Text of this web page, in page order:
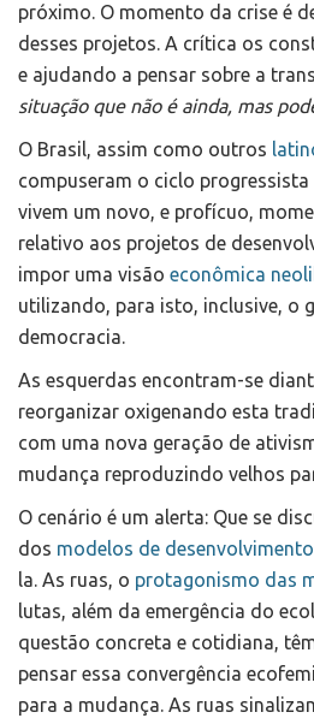
próximo. O momento da crise é
desses projetos. A crítica os
e ajudando a pensar sobre a
situação que não é ainda, mas
O Brasil, assim como outros
compuseram o ciclo
vivem um novo, e profícuo,
relativo aos projetos de
impor uma visão econômica
utilizando, para isto, inclusive, o
democracia.
As esquerdas encontram-se
reorganizar oxigenando esta
com uma nova geração de
mudança reproduzindo velhos
O cenário é um alerta: Que se
dos modelos de desenvolvimento
la. As ruas, o protagonismo das
lutas, além da emergência do
questão concreta e cotidiana,
pensar essa convergência
para a mudança. As ruas